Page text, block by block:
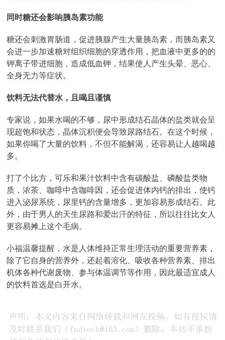
同时糖还会影响胰岛素功能
糖还会刺激胃肠道，促进胰腺产生大量胰岛素，而胰岛素又
会进一步加速糖对组织细胞的穿透作用，把血液中更多的的
钾离子带进细胞，造成低血钾，结果使人产生头晕、恶心、
全身无力等症状。
饮料无法代替水，且喝且谨慎
专家说，如果水喝的不够，尿中形成结石晶体的盐类就会呈
现超饱和状态，晶体沉积便会导致尿路结石。在这个时候，
如果你喝了大量的饮料，不但不能解渴，还容易让人越喝越
多。
打了个比方，可乐和果汁饮料中含有碳酸盐、磷酸盐类物
质，浓茶、咖啡中含咖啡因，还会促进体内钙的排出，使钙
进入泌尿系统，尿里钙的含量增多，更加容易形成结石。此
外，由于男人的天生尿路和爱出汗的特征，所以往往比女人
更容易摊上这个毛病。
小福温馨提醒，水是人体维持正常生理活动的重要营养素，
除了它自身的营养外，还起着溶化、吸收各种营养素、排出
机体各种代谢废物、参与体温调节等作用，因此最适宜成人
的饮料首选是白开水。